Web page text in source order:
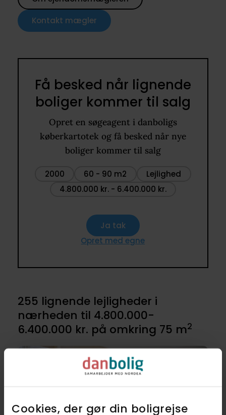
Cookies, der gør din boligrejse
Kontakt mægler
Få besked når lignende
boliger kommer til salg
Opret en søgeagent i danboligs
køberkartotek og få besked når nye
boliger kommer til salg
2000 60 - 90 m2
Lejlighed
4.800.000 kr. - 6.400.000 kr.
Ja tak
Opret med egne
255 lignende lejligheder i
nærheden til 4.800.000-
6.400.000 kr. på omkring 75 m2
Veldisponeret. Billige kvadratmeter!